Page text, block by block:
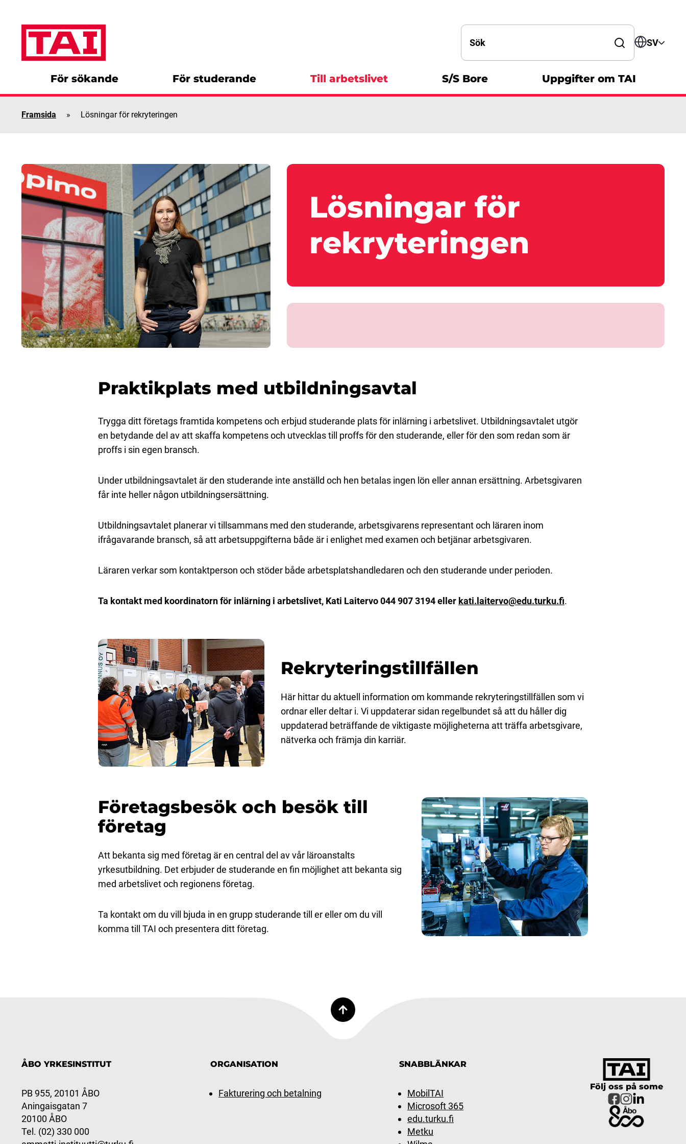
Search by word
SV
För sökande För studerande Till arbetslivet S/S Bore Uppgifter om TAI
Framsida » Lösningar för rekryteringen
Lösningar för
rekryteringen
Praktikplats med utbildningsavtal
Trygga ditt företags framtida kompetens och erbjud studerande plats för inlärning i arbetslivet. Utbildningsavtalet utgör
en betydande del av att skaffa kompetens och utvecklas till proffs för den studerande, eller för den som redan som är
proffs i sin egen bransch.
Under utbildningsavtalet är den studerande inte anställd och hen betalas ingen lön eller annan ersättning. Arbetsgivaren
får inte heller någon utbildningsersättning.
Utbildningsavtalet planerar vi tillsammans med den studerande, arbetsgivarens representant och läraren inom
ifrågavarande bransch, så att arbetsuppgifterna både är i enlighet med examen och betjänar arbetsgivaren.
Läraren verkar som kontaktperson och stöder både arbetsplatshandledaren och den studerande under perioden.
Ta kontakt med koordinatorn för inlärning i arbetslivet, Kati Laitervo 044 907 3194 eller kati.laitervo@edu.turku.fi.
Rekryteringstillfällen
Här hittar du aktuell information om kommande rekryteringstillfällen som vi
ordnar eller deltar i. Vi uppdaterar sidan regelbundet så att du håller dig
uppdaterad beträffande de viktigaste möjligheterna att träffa arbetsgivare,
nätverka och främja din karriär.
Företagsbesök och besök till
företag
Att bekanta sig med företag är en central del av vår läroanstalts
yrkesutbildning. Det erbjuder de studerande en fin möjlighet att bekanta sig
med arbetslivet och regionens företag.
Ta kontakt om du vill bjuda in en grupp studerande till er eller om du vill
komma till TAI och presentera ditt företag.
ÅBO YRKESINSTITUT
PB 955, 20101 ÅBO
Aningaisgatan 7
20100 ÅBO
Tel. (02) 330 000
ORGANISATION
Fakturering och betalning
SNABBLÄNKAR
MobilTAI
Microsoft 365
edu.turku.fi
Metku
Följ oss på some